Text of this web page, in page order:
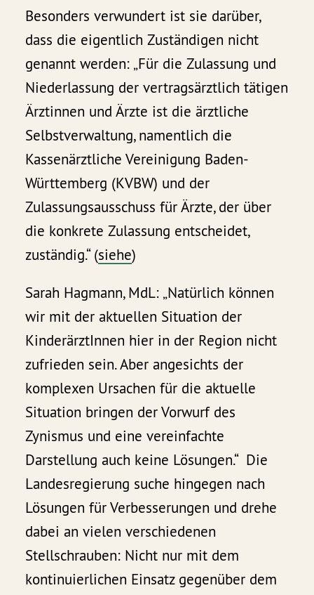
Besonders verwundert ist sie darüber,
dass die eigentlich Zuständigen nicht
genannt werden: „Für die Zulassung und
Niederlassung der vertragsärztlich tätigen
Ärztinnen und Ärzte ist die ärztliche
Selbstverwaltung, namentlich die
Kassenärztliche Vereinigung Baden-
Württemberg (KVBW) und der
Zulassungsausschuss für Ärzte, der über
die konkrete Zulassung entscheidet,
zuständig.“ (siehe)
Sarah Hagmann, MdL: „Natürlich können
wir mit der aktuellen Situation der
KinderärztInnen hier in der Region nicht
zufrieden sein. Aber angesichts der
komplexen Ursachen für die aktuelle
Situation bringen der Vorwurf des
Zynismus und eine vereinfachte
Darstellung auch keine Lösungen.“ Die
Landesregierung suche hingegen nach
Lösungen für Verbesserungen und drehe
dabei an vielen verschiedenen
Stellschrauben: Nicht nur mit dem
kontinuierlichen Einsatz gegenüber dem